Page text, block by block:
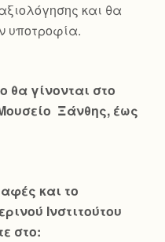
και θα
υποτροφία.
θα γίνονται στο
Ξάνθης, έως
και το
Ινστιτούτου
στο: